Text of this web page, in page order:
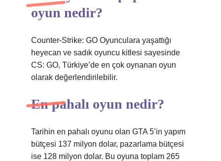
oyun nedir?
Counter-Strike: GO Oyunculara yaşattığı
heyecan ve sadık oyuncu kitlesi sayesinde
CS: GO, Türkiye’de en çok oynanan oyun
olarak değerlendirilebilir.
En pahalı oyun nedir?
Tarihin en pahalı oyunu olan GTA 5’in yapım
bütçesi 137 milyon dolar, pazarlama bütçesi
ise 128 milyon dolar. Bu oyuna toplam 265